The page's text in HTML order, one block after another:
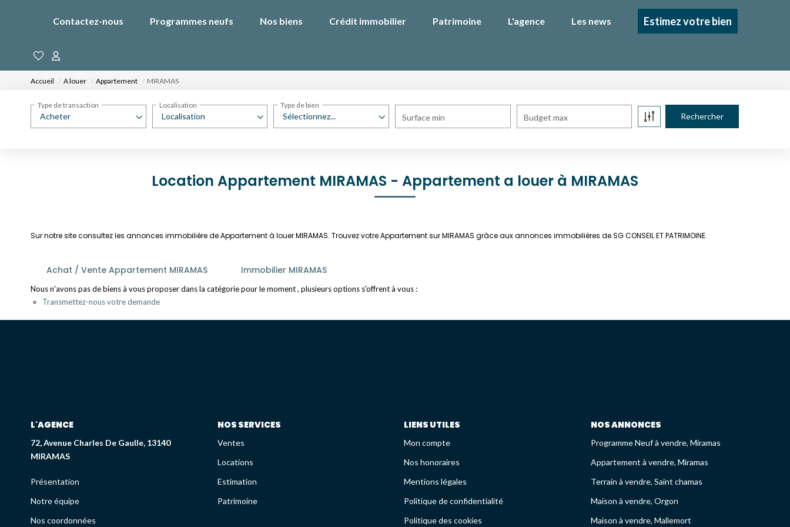
Contactez-nous Programmes neufs Nos biens Crédit immobilier Patrimoine L'agence Les news Estimez votre bien
Accueil A louer Appartement MIRAMAS
Acheter
Type de transaction
Localisation
Localisation
Sélectionnez...
Type de bien
Surface min Budget max
Location Appartement MIRAMAS - Appartement a louer à MIRAMAS
Sur notre site consultez les annonces immobilière de Appartement à louer MIRAMAS. Trouvez votre Appartement sur MIRAMAS grâce aux annonces immobilières de SG CONSEIL ET PATRIMOINE.
Achat / Vente Appartement MIRAMAS Immobilier MIRAMAS
Nous n'avons pas de biens à vous proposer dans la catégorie pour le moment , plusieurs options s'offrent à vous :
Transmettez-nous votre demande
L'AGENCE
72, Avenue Charles De Gaulle, 13140
MIRAMAS
Présentation
Notre équipe
Nos coordonnées
NOS SERVICES
Ventes
Locations
Estimation
Patrimoine
LIENS UTILES
Mon compte
Nos honoraires
Mentions légales
Politique de confidentialité
Politique des cookies
NOS ANNONCES
Programme Neuf à vendre, Miramas
Appartement à vendre, Miramas
Terrain à vendre, Saint chamas
Maison à vendre, Orgon
Maison à vendre, Mallemort